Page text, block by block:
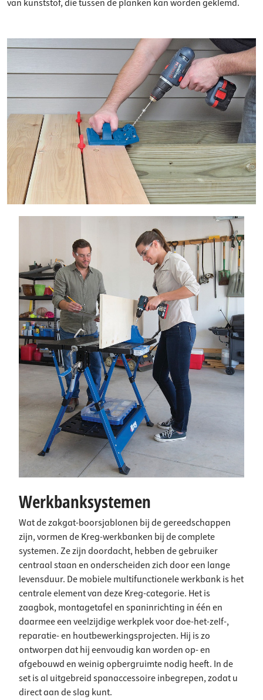
van kunststof, die tussen de planken kan worden geklemd.
Werkbanksystemen
Wat de zakgat-boorsjablonen bij de gereedschappen
zijn, vormen de Kreg-werkbanken bij de complete
systemen. Ze zijn doordacht, hebben de gebruiker
centraal staan en onderscheiden zich door een lange
levensduur. De mobiele multifunctionele werkbank is het
centrale element van deze Kreg-categorie. Het is
zaagbok, montagetafel en spaninrichting in één en
daarmee een veelzijdige werkplek voor doe-het-zelf-,
reparatie- en houtbewerkingsprojecten. Hij is zo
ontworpen dat hij eenvoudig kan worden op- en
afgebouwd en weinig opbergruimte nodig heeft. In de
set is al uitgebreid spanaccessoire inbegrepen, zodat u
direct aan de slag kunt.